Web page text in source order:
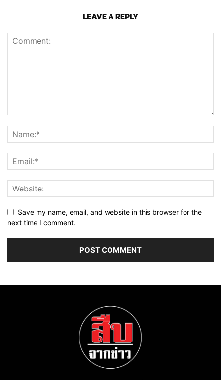
LEAVE A REPLY
Save my name, email, and website in this browser for the
next time I comment.